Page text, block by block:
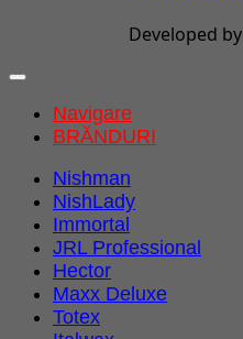
Developed by
Navigare
BRĂNDURI
Nishman
NishLady
Immortal
JRL Professional
Hector
Maxx Deluxe
Totex